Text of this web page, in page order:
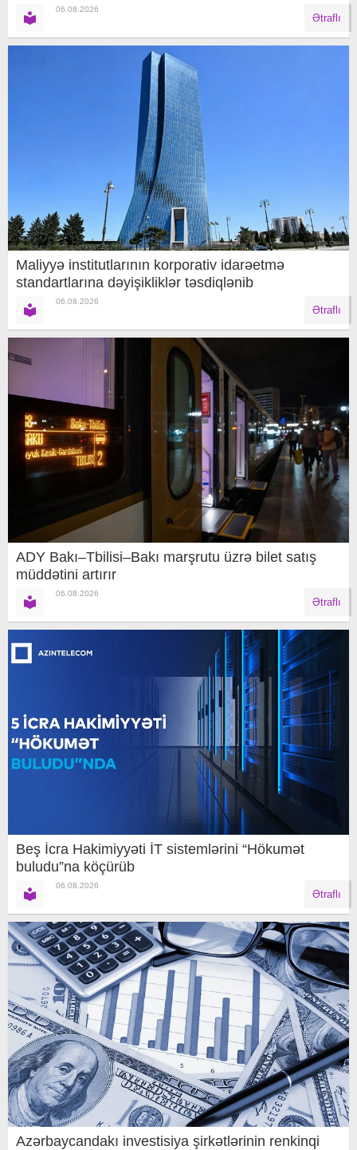
06.08.2026
Ətraflı
Maliyyə institutlarının korporativ idarəetmə
standartlarına dəyişikliklər təsdiqlənib
06.08.2026
Ətraflı
ADY Bakı–Tbilisi–Bakı marşrutu üzrə bilet satış
müddətini artırır
06.08.2026
Ətraflı
Beş İcra Hakimiyyəti İT sistemlərini “Hökumət
buludu”na köçürüb
06.08.2026
Ətraflı
Azərbaycandakı investisiya şirkətlərinin renkinqi